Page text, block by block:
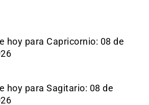
hoy para Capricornio: 08 de
hoy para Sagitario: 08 de